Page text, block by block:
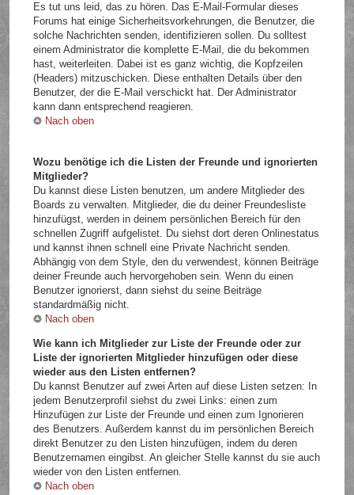
Es tut uns leid, das zu hören. Das E-Mail-Formular dieses
Forums hat einige Sicherheitsvorkehrungen, die Benutzer, die
solche Nachrichten senden, identifizieren sollen. Du solltest
einem Administrator die komplette E-Mail, die du bekommen
hast, weiterleiten. Dabei ist es ganz wichtig, die Kopfzeilen
(Headers) mitzuschicken. Diese enthalten Details über den
Benutzer, der die E-Mail verschickt hat. Der Administrator
kann dann entsprechend reagieren.
Nach oben
Wozu benötige ich die Listen der Freunde und ignorierten
Mitglieder?
Du kannst diese Listen benutzen, um andere Mitglieder des
Boards zu verwalten. Mitglieder, die du deiner Freundesliste
hinzufügst, werden in deinem persönlichen Bereich für den
schnellen Zugriff aufgelistet. Du siehst dort deren Onlinestatus
und kannst ihnen schnell eine Private Nachricht senden.
Abhängig von dem Style, den du verwendest, können Beiträge
deiner Freunde auch hervorgehoben sein. Wenn du einen
Benutzer ignorierst, dann siehst du seine Beiträge
standardmäßig nicht.
Nach oben
Wie kann ich Mitglieder zur Liste der Freunde oder zur
Liste der ignorierten Mitglieder hinzufügen oder diese
wieder aus den Listen entfernen?
Du kannst Benutzer auf zwei Arten auf diese Listen setzen: In
jedem Benutzerprofil siehst du zwei Links: einen zum
Hinzufügen zur Liste der Freunde und einen zum Ignorieren
des Benutzers. Außerdem kannst du im persönlichen Bereich
direkt Benutzer zu den Listen hinzufügen, indem du deren
Benutzernamen eingibst. An gleicher Stelle kannst du sie auch
wieder von den Listen entfernen.
Nach oben